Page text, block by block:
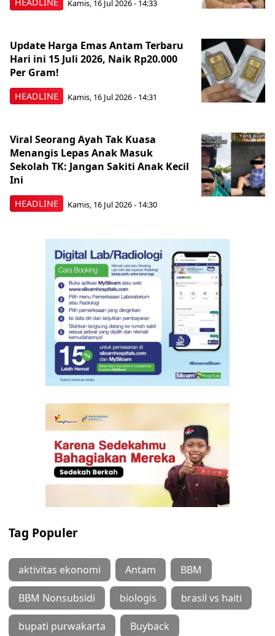
HEADLINE Kamis, 16 Jul 2026 - 14:33
HEADLINE
Update Harga Emas Antam Terbaru
Hari ini 15 Juli 2026, Naik Rp20.000
Per Gram!
Kamis, 16 Jul 2026 - 14:31
HEADLINE
Viral Seorang Ayah Tak Kuasa
Menangis Lepas Anak Masuk
Sekolah TK: Jangan Sakiti Anak Kecil
Ini
Kamis, 16 Jul 2026 - 14:30
Tag Populer
aktivitas ekonomi Antam BBM
BBM Nonsubsidi biologis brasil vs haiti
bupati purwakarta Buyback